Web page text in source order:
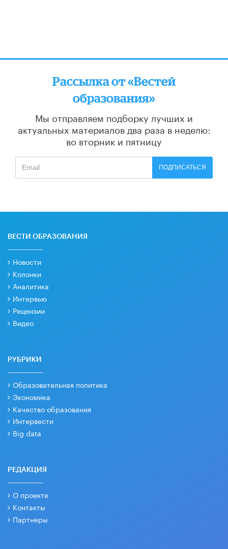
Рассылка от «Вестей
образования»
Мы отправляем подборку лучших и
актуальных материалов два раза в неделю:
во вторник и пятницу
ПОДПИСАТЬСЯ
ВЕСТИ ОБРАЗОВАНИЯ
Новости
Колонки
Аналитика
Интервью
Рецензии
Видео
РУБРИКИ
Образовательная политика
Экономика
Качество образования
Интервести
Big data
РЕДАКЦИЯ
О проекте
Контакты
Партнеры